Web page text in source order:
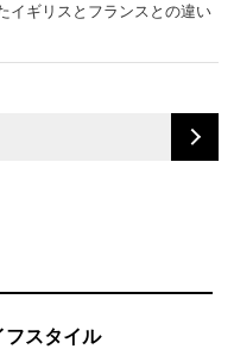
イギリスとフランスとの違い
フスタイル